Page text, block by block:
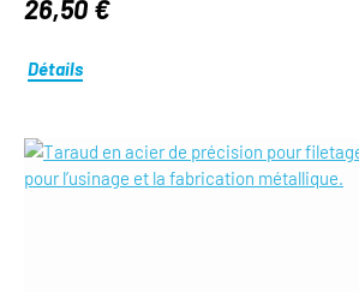
26,50 €
Détails